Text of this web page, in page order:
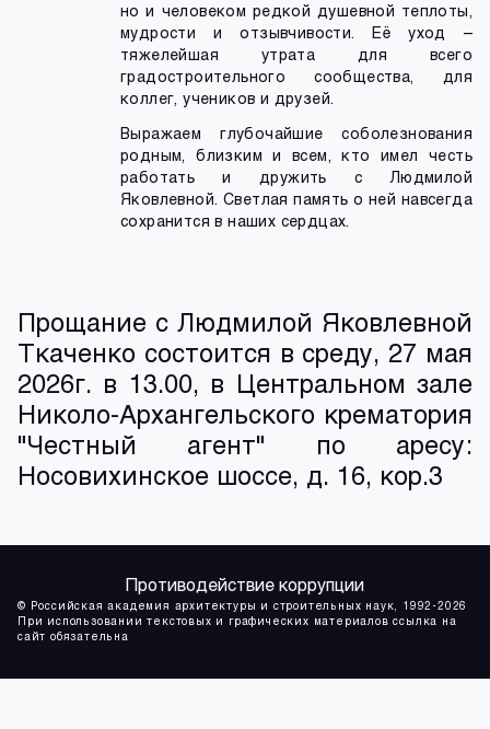
но и человеком редкой душевной теплоты,
мудрости и отзывчивости. Её уход –
тяжелейшая утрата для всего
градостроительного сообщества, для
коллег, учеников и друзей.
Выражаем глубочайшие соболезнования
родным, близким и всем, кто имел честь
работать и дружить с Людмилой
Яковлевной. Светлая память о ней навсегда
сохранится в наших сердцах.
Прощание с Людмилой Яковлевной
Ткаченко состоится в среду, 27 мая
2026г. в 13.00, в Центральном зале
Николо-Архангельского крематория
"Честный агент" по аресу:
Носовихинское шоссе, д. 16, кор.3
© Российская академия архитектуры и строительных наук, 1992-2026
При использовании текстовых и графических материалов ссылка на
сайт обязательна
Противодействие коррупции